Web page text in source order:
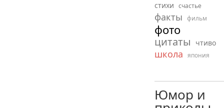
Юмор и
стихи счастье
факты фильм
фото
цитаты чтиво
школа япония